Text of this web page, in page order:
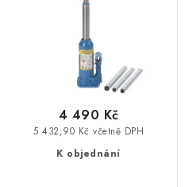
K objednání
5 432,90 Kč včetně DPH
4 490 Kč